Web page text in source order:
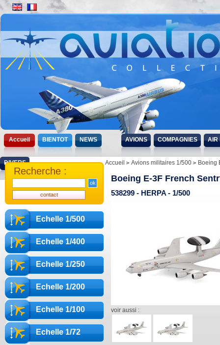
Accueil BIENTOT NEWS AVIONS COMPAGNIES AIR
DIVERS
Echelle 1/500
Echelle 1/400
Echelle 1/250
Echelle 1/200
Echelle 1/100
Echelle 1/72
Recherche :
Accueil Avions militaires 1/500 Boeing
Boeing E-3F French
538299 - HERPA - 1/500
voir aussi :